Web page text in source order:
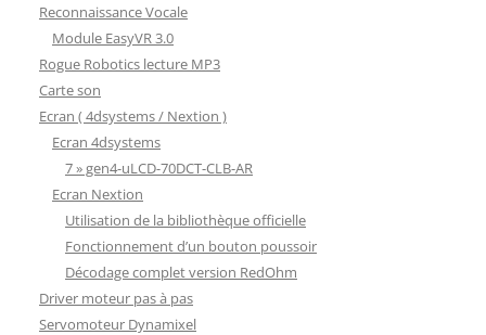
Reconnaissance Vocale
Module EasyVR 3.0
Rogue Robotics lecture MP3
Carte son
Ecran ( 4dsystems / Nextion )
Ecran 4dsystems
7 » gen4-uLCD-70DCT-CLB-AR
Ecran Nextion
Utilisation de la bibliothèque officielle
Fonctionnement d’un bouton poussoir
Décodage complet version RedOhm
Driver moteur pas à pas
Servomoteur Dynamixel